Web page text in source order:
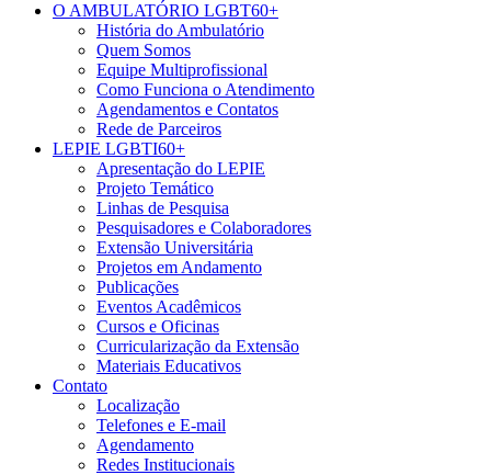
O AMBULATÓRIO LGBT60+
História do Ambulatório
Quem Somos
Equipe Multiprofissional
Como Funciona o Atendimento
Agendamentos e Contatos
Rede de Parceiros
LEPIE LGBTI60+
Apresentação do LEPIE
Projeto Temático
Linhas de Pesquisa
Pesquisadores e Colaboradores
Extensão Universitária
Projetos em Andamento
Publicações
Eventos Acadêmicos
Cursos e Oficinas
Curricularização da Extensão
Materiais Educativos
Contato
Localização
Telefones e E-mail
Agendamento
Redes Institucionais